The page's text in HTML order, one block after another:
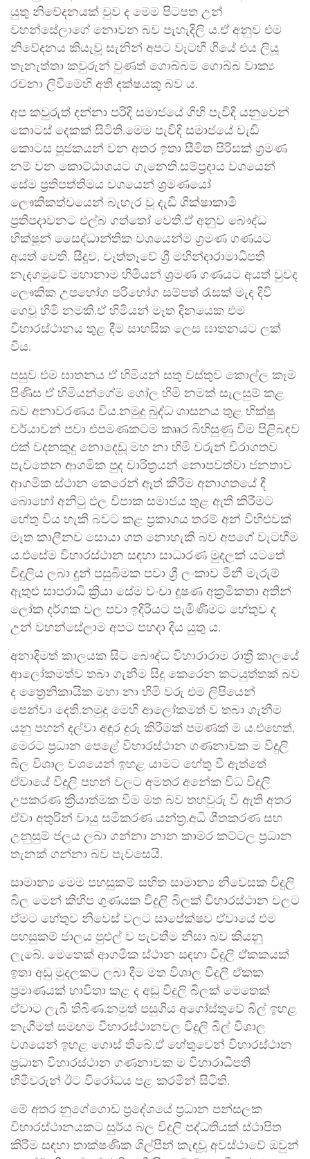
යුතු නිවේදනයක් වුව ද මෙම පිටපත උන්
වහන්සේලාගේ නොවන බව පැහැදිලි ය.ඒ අනුව එම
නිවේදනය කියැවූ සැනින් අපට වැටහී ගියේ එය ලියූ
තැනැත්තා කවුරුන් වුණත් ගොබ්බම ගොබ්බ වාක්‍ය
රචනා ලිවීමෙහි අති දක්ෂයකු බව ය.
අප කවුරුත් දන්නා පරිදි සමාජයේ ගිහි පැවිදි යනුවෙන්
කොටස් දෙකක් සිටිති.මෙම පැවිදි සමාජයේ වැඩි
කොටස පූජකයන් වන අතර ඉතා සීමිත පිරිසක් ශ්‍රමණ
නම් වන කොට්ඨාශයට ගැනෙති.සම්ප්‍රදාය වශයෙන්
සේම ප්‍රතිපත්තිමය වශයෙන් ශ්‍රමණයෝ
ලෞකිකත්වයෙන් බැහැර වූ දැඩි ශික්ෂාකාමී
ප්‍රතිපදාවනට එල්බ ගත්තෝ වෙති.ඒ අනුව බෞද්ධ
භික්ෂූන් සෛද්ධාන්තික වශයෙන්ම ශ්‍රමණ ගණයට
අයත් වෙති. සීදූව, වෑත්තෑවේ ශ්‍රී මහින්දාරාමාධිපති
නැදගමුවේ මහානාම හිමියන් ශ්‍රමණ ගණයට අයත් වුවද
ලෞකික උපහෝග පරිභෝග සම්පත් රැසක් මැද දිවි
ගෙවූ හිමි නමකි.ඒ හිමියන් මෑත දිනයෙක එම
විහාරස්ථානය තුළ දීම සාහසික ලෙස ඝාතනයට ලක්
විය.
පසුව එම ඝාතනය ඒ හිමියන් සතු වස්තුව කොල්ල කෑම
පිණිස ඒ හිමියන්ගේම ගෝල හිමි නමක් සැලසුම් කළ
බව අනාවරණය විය.නමුදු බුද්ධ ශාසනය තුළ භික්ෂු
චර්යාවන් පවා එපමණකටම කෲර බිහිසුණු වීම පිළිබඳව
එක් වදනකුදු නොදෙඩූ මහ නා හිමි වරුන් චිරාගතව
පැවතෙන ආගමික පුද චාරිත්‍රයන් නොපවත්වා ජනතාව
ආගමික ස්ථාන කෙරෙන් ඈත් කිරීම අනාගතයේ දී
බොහෝ අනිටු ඵල විපාක සමාජය තුළ ඇති කිරීමට
හේතු විය හැකි බවට කළ ප්‍රකාශය තරම් අන් විහිළුවක්
මෑත කාලීනව සොයා ගත නොහැකි බව අපගේ වැටහීම
ය.එසේම විහාරස්ථාන සඳහා සාධාරණ මුදලක් යටතේ
විදුලිය ලබා දුන් පසුබිමක පවා ශ්‍රී ලංකාව මිනී මැරුම්
ඇතුළු සාපරාධී ක්‍රියා සේම වංචා දූෂණ අක්‍රමිකතා අතින්
ලෝක දර්ශක වල පවා ඉදිරියට පැමිණීමට හේතුව ද
උන් වහන්සේලාම අපට පහදා දිය යුතු ය.
අනාදිමත් කාලයක සිට බෞද්ධ විහාරාරාම රාත්‍රී කාලයේ
ආලෝකමත්ව තබා ගැනීම සිදු කෙරෙන කටයුත්තක් බව
ද ත්‍රෛනිකායික මහා නා හිමි වරු එම ලිපියෙන්
පෙන්වා දෙති.නමුදු මෙහි ආලෝකමත් ව තබා ගැනීම
යනු පහන් දල්වා අඳුර දුරු කිරීමක් පමණක් ම ය.එහෙත්,
මෙරට ප්‍රධාන පෙළේ විහාරස්ථාන ගණනාවක ම විදුලි
බිල විශාල වශයෙන් ඉහළ යාමට හේතු වී ඇත්තේ
ඒවායේ විදුලි පහන් වලට අමතර අනේක විධ විදුලි
උපකරණ ක්‍රියාත්මක වීම මත බව තහවුරු වී ඇති අතර
ඒවා අතුරින් වායු සමීකරණ යන්ත්‍ර,අධි ශීතකරණ සහ
උනුසුම් ජලය ලබා ගන්නා නාන කාමර කට්ටල ප්‍රධාන
තැනක් ගන්නා බව පැවසෙයි.
සාමාන්‍ය මෙම පහසුකම් සහිත සාමාන්‍ය නිවෙසක විදුලි
බිල මෙන් කිහිප ගුණයක විදුලි බිලක් විහාරස්ථාන වලට
ඒමට හේතුව නිවෙස් වලට සාපේක්ෂව ඒවායේ එම
පහසුකම් ජාලය පුළුල් ව පැවතීම නිසා බව කියනු
ලැබේ. මෙතෙක් ආගමික ස්ථාන සඳහා විදුලි ඒකකයක්
ඉතා අඩු මුදලකට ලබා දීම මත විශාල විදුලි ඒකක
ප්‍රමාණයක් භාවිතා කළ ද අඩු විදුලි බිලක් මෙතෙක්
ඒවාට ලැබී තිබිණ.නමුත් පසුගිය අගෝස්තුවේ බිල් ඉහළ
නැගීමත් සමඟම විහාරස්ථානවල විදුලි බිල් විශාල
වශයෙන් ඉහළ ගොස් තිබේ.ඒ හේතුවෙන් විහාරස්ථාන
ප්‍රධාන විහාරස්ථාන ගණනාවක ම විහාරාධිපති
හිමිවරුන් ඊට විරෝධය පළ කරමින් සිටිති.
මේ අතර නුගේගොඩ ප්‍රදේශයේ ප්‍රධාන පන්සලක
විහාරස්ථානයකට සුර්ය බල විදුලි පද්ධතියක් ස්ථාපිත
කිරීම සඳහා තාක්ෂණික ශිල්පීන් කැඳවූ අවස්ථාවේ ඔවුන්